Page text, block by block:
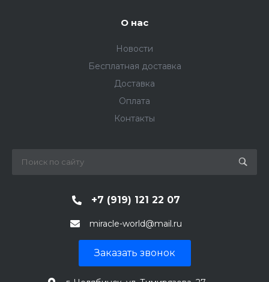
О нас
Новости
Бесплатная доставка
Доставка
Оплата
Контакты
+7 (919) 121 22 07
miracle-world@mail.ru
Заказать звонок